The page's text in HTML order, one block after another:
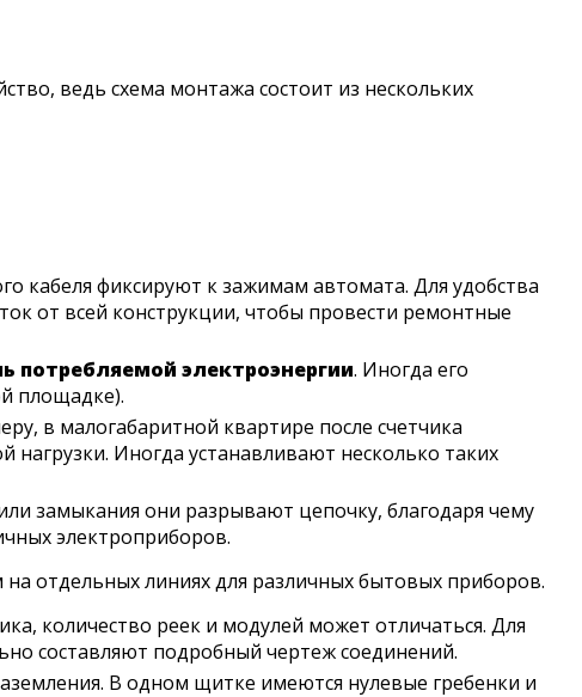
ведь схема монтажа состоит из нескольких
кабеля фиксируют к зажимам автомата. Для удобства
от всей конструкции, чтобы провести ремонтные
потребляемой электроэнергии. Иногда его
площадке).
в малогабаритной квартире после счетчика
Иногда устанавливают несколько таких
замыкания они разрывают цепочку, благодаря чему
электроприборов.
отдельных линиях для различных бытовых приборов.
количество реек и модулей может отличаться. Для
составляют подробный чертеж соединений.
В одном щитке имеются нулевые гребенки и